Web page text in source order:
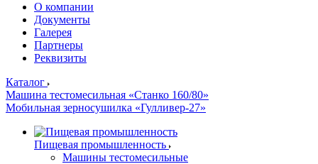
О компании
Документы
Галерея
Партнеры
Реквизиты
Каталог
Машина тестомесильная «Станко 160/80»
Мобильная зерносушилка «Гулливер-27»
Пищевая промышленность
Машины тестомесильные